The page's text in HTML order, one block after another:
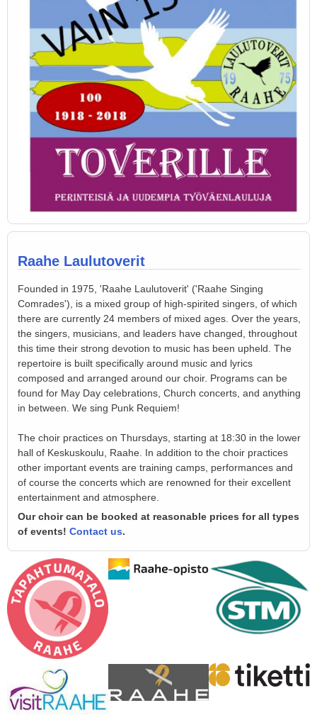
Raahe Laulutoverit
Founded in 1975, 'Raahe Laulutoverit' ('Raahe Singing
Comrades'), is a mixed group of high-spirited singers, of which
there are currently 24 members of mixed ages. Over the years,
the singers, musicians, and leaders have changed, throughout
this time their strong devotion to music has been upheld. The
repertoire is built specifically around music and lyrics
composed and arranged around our choir. Programs can be
found for May Day celebrations, Church concerts, and anything
in between. We sing Punk Requiem!
The choir practices on Thursdays, starting at 18:30 in the lower
hall of Keskuskoulu, Raahe. In addition to the choir practices
other important events are training camps, performances and
of course the concerts which are renowned for their excellent
entertainment and atmosphere.
Our choir can be booked at reasonable prices for all types
of events! Contact us.